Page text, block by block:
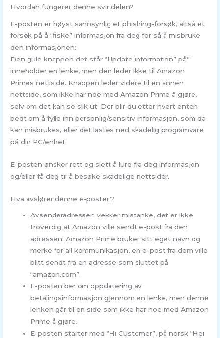
Hvordan fungerer denne svindelen?
E-posten er høyst sannsynlig et phishing-forsøk, altså et
forsøk på å “fiske” informasjon fra deg for så å misbruke
den informasjonen:
Den gule knappen det står “Update information” på”
inneholder en lenke, men den leder ikke til Amazon
Primes nettside. Knappen leder videre til en annen
nettside, som ikke har noe med Amazon Prime å gjøre,
selv om det kan se slik ut. Der blir du etter hvert enten
bedt om å fylle inn personlig/sensitiv informasjon, som da
kan misbrukes, eller det lastes ned skadelig programvare
på din PC/enhet.
E-posten ønsker rett og slett å lure fra deg informasjon
og/eller få deg til å besøke skadelige nettsider.
Hva avslører denne e-posten?
Avsenderadressen vekker mistanke, det er ikke
troverdig at Amazon ville sendt e-post fra den
adressen. Amazon Prime bruker sitt eget navn og
merke for all kommunikasjon, en e-post fra dem ville
blitt sendt fra en adresse som sluttet på
“amazon.com”.
E-posten ber om oppdatering av
betalingsinformasjon gjennom en lenke, men denne
lenken går til en side som ikke har noe med Amazon
Prime å gjøre.
E-posten starter med “Hi Customer”, på norsk “Hei